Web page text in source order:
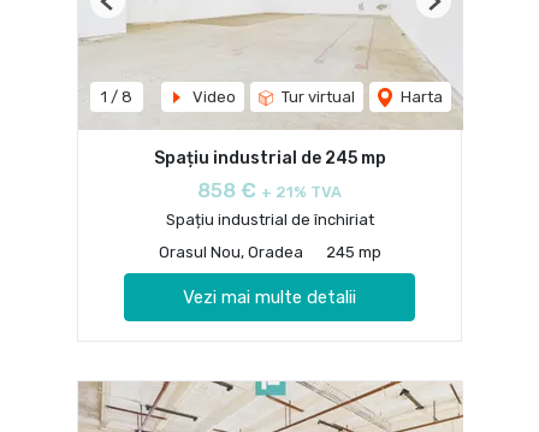
1 / 8 Video Tur virtual Harta
Previous Next
Spațiu industrial de 245 mp
858 € + 21% TVA
Spațiu industrial de închiriat
Orasul Nou, Oradea
245 mp
Vezi mai multe detalii